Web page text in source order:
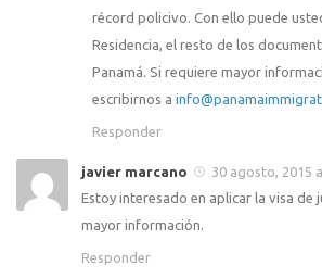
récord policivo. Con ello puede
Residencia, el resto de los
Panamá. Si requiere mayor
escribirnos a
Responder
javier marcano
30 agosto, 2015
Estoy interesado en aplicar la visa
mayor información.
Responder